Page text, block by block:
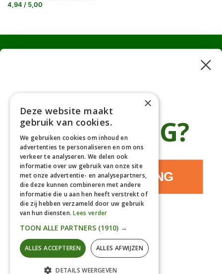
4,94 / 5,00
Afhaaladres
Deurningerweg 50, 7623 AH Borne, Nederland
(op afspraak!)
Kantooradres
Bornsedijk 60, 7559 PT Hengelo, Nederland
085-0475588
06-17314481
info@gardline.nl
© 2026 Powered by Gardline™. All Rights Reserved
×
Deze website maakt
gebruik van cookies.
We gebruiken cookies om inhoud en
advertenties te personaliseren en om ons
verkeer te analyseren. We delen ook
informatie over uw gebruik van onze site
met onze advertentie- en analysepartners,
die deze kunnen combineren met andere
informatie die u aan hen heeft verstrekt of
die zij hebben verzameld door uw gebruik
van hun diensten.Lees verder
TOON ALLE PARTNERS (1910) →
ALLES ACCEPTEREN ALLES AFWIJZEN
DETAILS WEERGEVEN
€5 KORTING?
JA, IK WIL KORTING